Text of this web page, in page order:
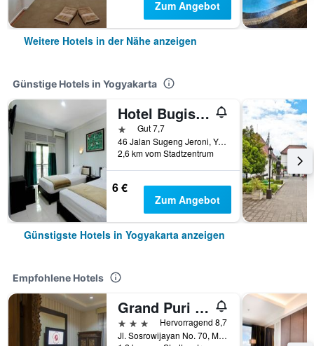
Zum Angebot
Weitere Hotels in der Nähe anzeigen
Günstige Hotels in Yogyakarta
Hotel Bugis Asri
1 SternGut 7,7
46 Jalan Sugeng Jeroni, Yogyakarta, Indonesien
2,6 km vom Stadtzentrum
6 €
Zum Angebot
Günstigste Hotels in Yogyakarta anzeigen
Empfohlene Hotels
Grand Puri Saron Yogyakarta
3 Sterne
Hervorragend 8,7
Jl. Sosrowijayan No. 70, Malioboro, Yogyakarta, Indonesien